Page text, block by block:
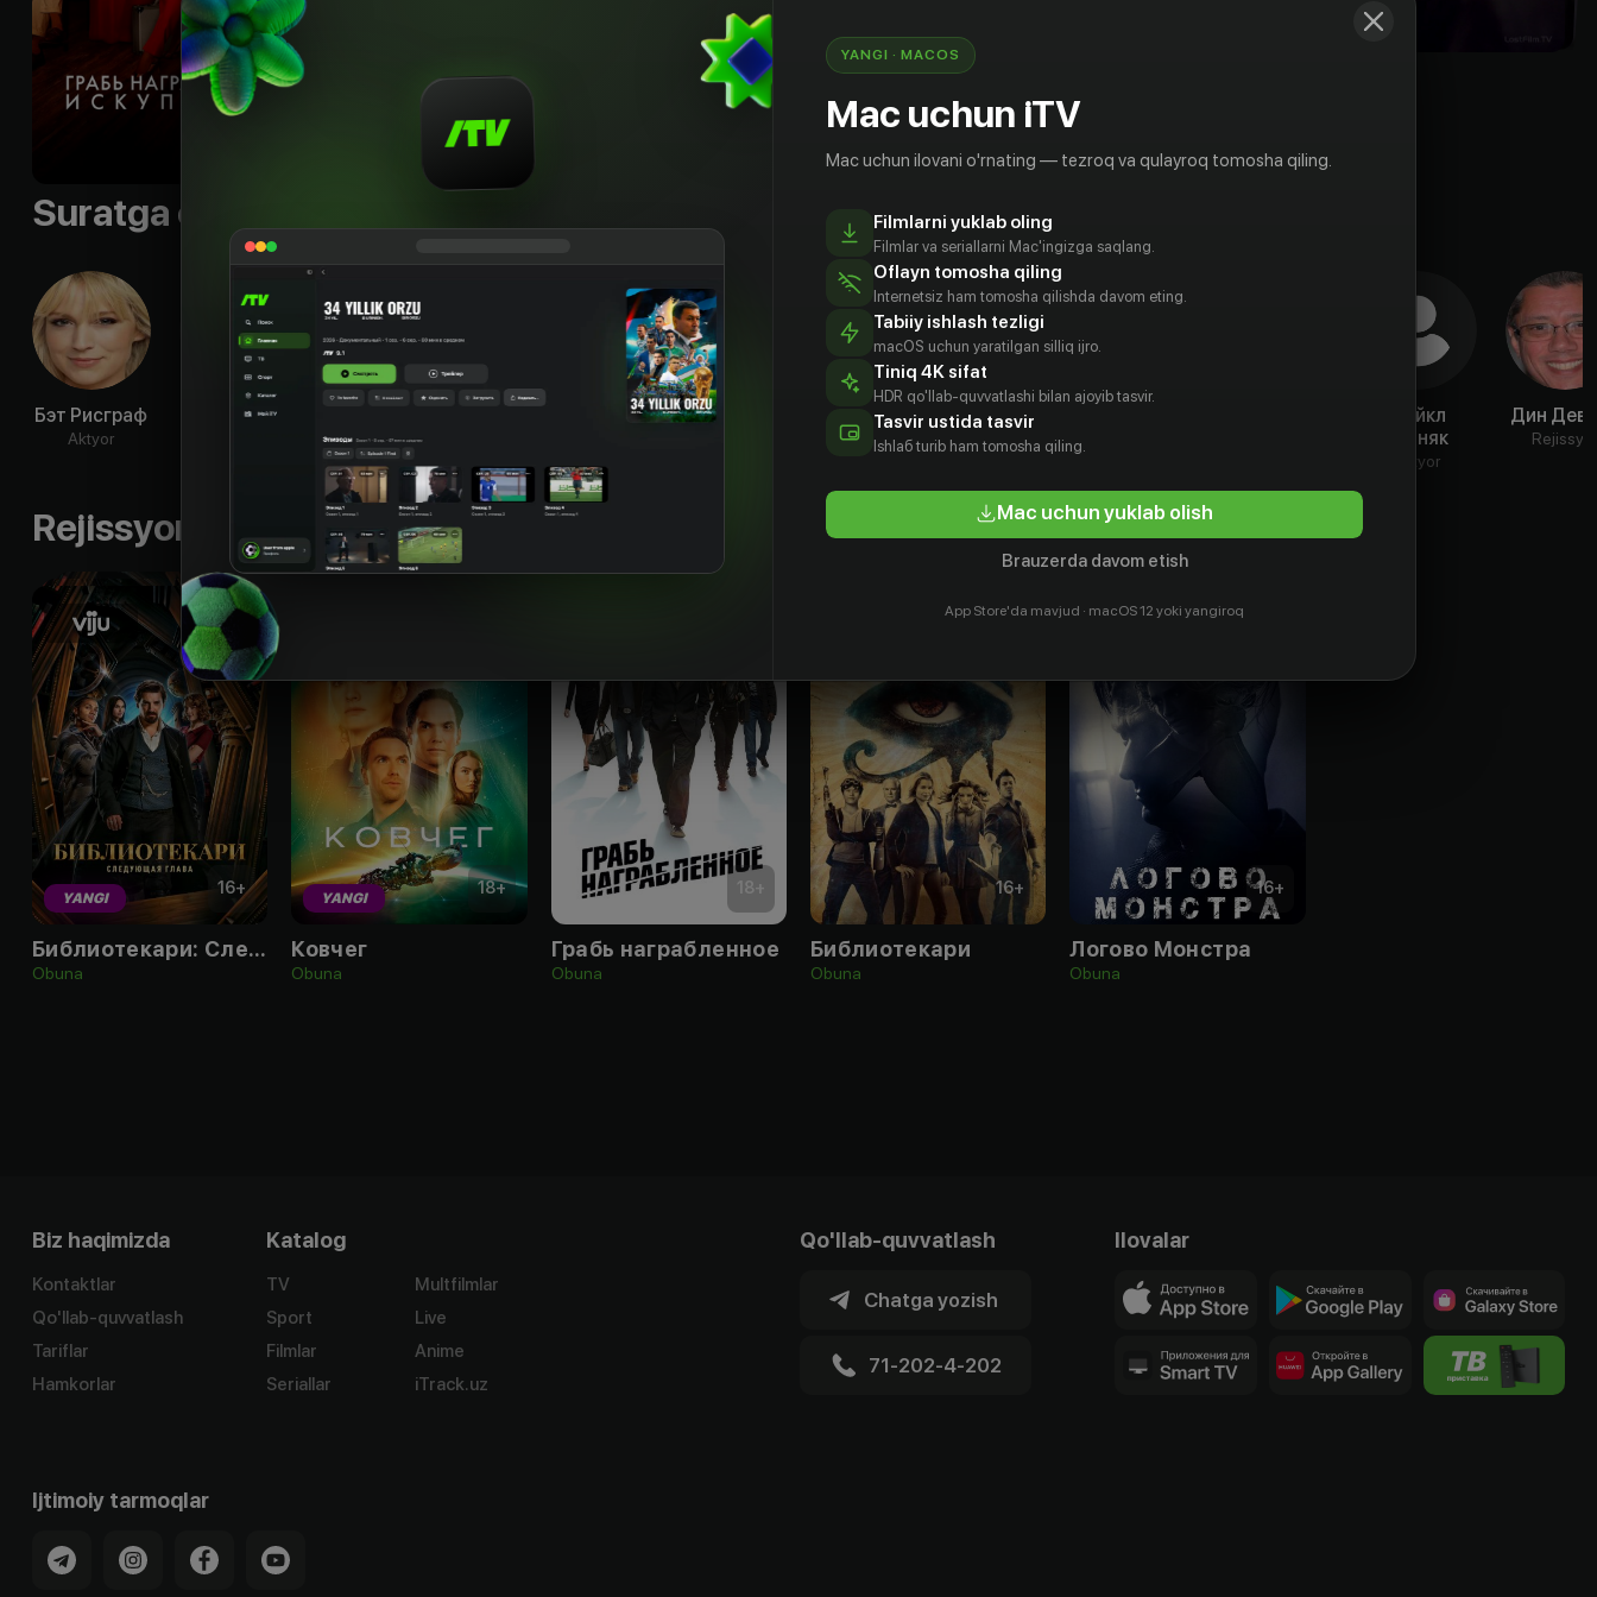
робототехнике… и частенько попадает в неприятности.
rus, eng
Suratga olish guruhi
Бэт Рисграф
Aktyor
Джина
Aktyor
Ализ Шэннон
Кейн
Люси Тейлор
Aktyor
Майкл
Возняк
Aktyor
Дин
Rejissyor
Rejissyorning boshqa ishlari
16+
YANGI
Библиотекари: Следующая глава
Obuna
18+
YANGI
Ковчег
Obuna
18+
Грабь награбленное
Obuna
16+
Библиотекари
Obuna
16+
Логово Монстра
Obuna
Biz haqimizda
Kontaktlar
Qo'llab-quvvatlash
Tariflar
Hamkorlar
Katalog
TV
Sport
Filmlar
Seriallar
Multfilmlar
Live
Anime
iTrack.uz
Qo'llab-quvvatlash
Chatga yozish
71-202-4-202
Ilovalar
Ijtimoiy tarmoqlar
YANGI · MACOS
Mac uchun iTV
Mac uchun ilovani o'rnating — tezroq va qulayroq tomosha qiling.
Filmlarni yuklab oling
Filmlar va seriallarni Mac'ingizga saqlang.
Oflayn tomosha qiling
Internetsiz ham tomosha qilishda davom eting.
Tabiiy ishlash tezligi
macOS uchun yaratilgan silliq ijro.
Tiniq 4K sifat
HDR qo'llab-quvvatlashi bilan ajoyib tasvir.
Tasvir ustida tasvir
Ishlаб turib ham tomosha qiling.
Mac uchun yuklab olish
Brauzerda davom etish
App Store'da mavjud · macOS 12 yoki yangiroq